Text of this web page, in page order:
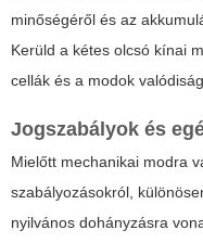
minőségéről és az
Kerüld a kétes olcsó kínai
cellák és a modok
Jogszabályok és
Mielőtt mechanikai modra
szabályozásokról,
nyilvános dohányzásra